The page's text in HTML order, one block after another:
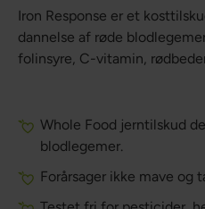
100
% of 100
Iron Response er et
dannelse af røde
folinsyre, C-vitamin,
Whole Food jerntilskud
blodlegemer.
Forårsager ikke mave og